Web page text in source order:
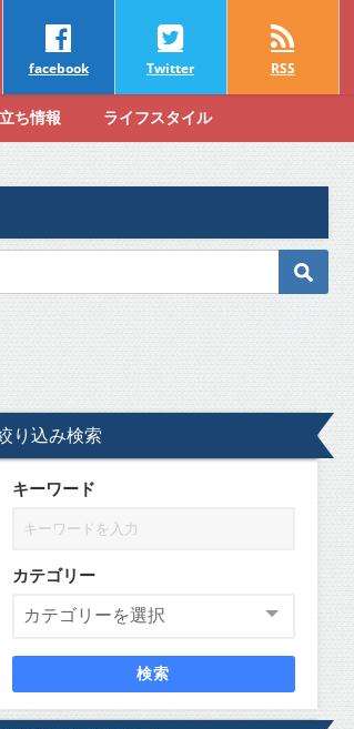
facebook Twitter RSS
ち情報 ライフスタイル
り込み検索
キーワード
カテゴリー
検索